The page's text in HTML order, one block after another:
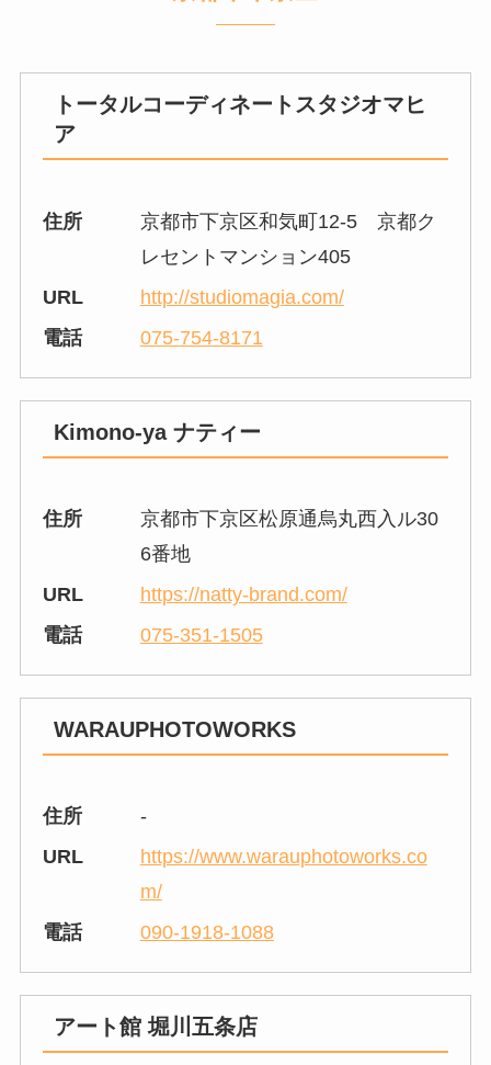
トータルコーディネートスタジオマヒ
ア
住所
京都市下京区和気町12-5 京都ク
レセントマンション405
URL
http://studiomagia.com/
電話
075-754-8171
Kimono-ya ナティー
住所
京都市下京区松原通烏丸西入ル30
6番地
URL
https://natty-brand.com/
電話
075-351-1505
WARAUPHOTOWORKS
住所
-
URL
https://www.warauphotoworks.co
m/
電話
090-1918-1088
アート館 堀川五条店